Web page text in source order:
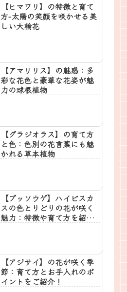
【ヒマワリ】の特徴と育て
方-太陽の笑顔を咲かせる美
しい大輪花
【アマリリス】の魅惑：多
彩な花色と豪華な花姿が魅
力の球根植物
【グラジオラス】の育て方
と色：色別の花言葉にも魅
かれる草本植物
【ブッソウゲ】ハイビスカ
スの色とりどりの花が咲く
魅力：特徴や育て方を紹
【アジサイ】の花が咲く季
節：育て方とお手入れのポ
イントをご紹介！